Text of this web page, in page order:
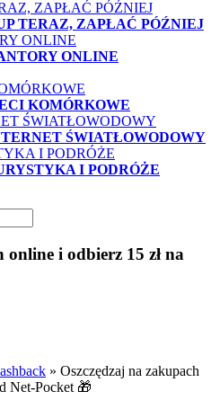
TERAZ, ZAPŁAĆ PÓŹNIEJ
ONLINE
KOMÓRKOWE
ŚWIATŁOWODOWY
I PODRÓŻE
online i odbierz 15 zł na
» Oszczędzaj na zakupach
Net-Pocket 🎁